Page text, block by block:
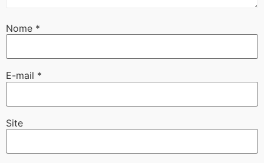
Nome *
E-mail *
Site